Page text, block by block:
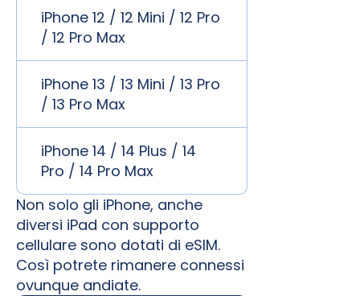
iPhone 12 / 12 Mini / 12 Pro
/ 12 Pro Max
iPhone 13 / 13 Mini / 13 Pro
/ 13 Pro Max
iPhone 14 / 14 Plus / 14
Pro / 14 Pro Max
Non solo gli iPhone, anche
diversi iPad con supporto
cellulare sono dotati di eSIM.
Così potrete rimanere connessi
ovunque andiate.